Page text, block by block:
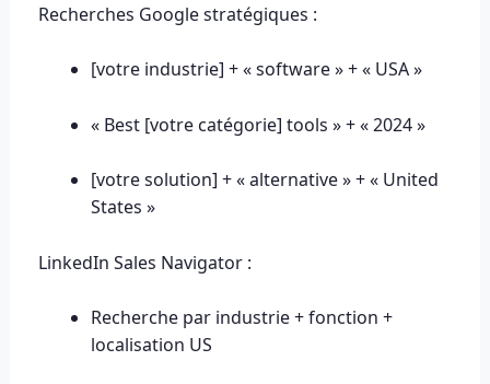
Recherches Google stratégiques :
[votre industrie] + « software » + « USA »
« Best [votre catégorie] tools » + « 2024 »
[votre solution] + « alternative » + « United
States »
LinkedIn Sales Navigator :
Recherche par industrie + fonction +
localisation US